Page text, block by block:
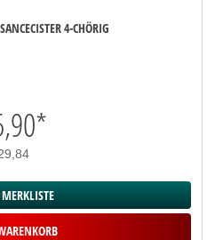
4-CHÖRIG
*